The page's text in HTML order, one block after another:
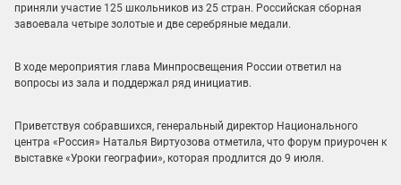
приняли участие 125 школьников из 25 стран. Российская сборная
завоевала четыре золотые и две серебряные медали.
В ходе мероприятия глава Минпросвещения России ответил на
вопросы из зала и поддержал ряд инициатив.
Приветствуя собравшихся, генеральный директор Национального
центра «Россия» Наталья Виртуозова отметила, что форум приурочен к
выставке «Уроки географии», которая продлится до 9 июля.